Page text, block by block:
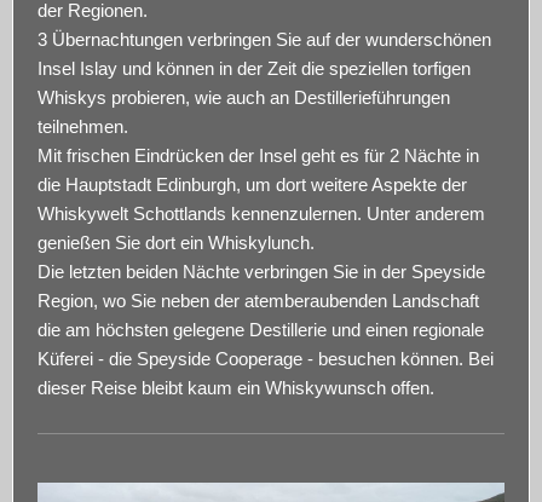
der Regionen.
3 Übernachtungen verbringen Sie auf der wunderschönen
Insel Islay und können in der Zeit die speziellen torfigen
Whiskys probieren, wie auch an Destillerieführungen
teilnehmen.
Mit frischen Eindrücken der Insel geht es für 2 Nächte in
die Hauptstadt Edinburgh, um dort weitere Aspekte der
Whiskywelt Schottlands kennenzulernen. Unter anderem
genießen Sie dort ein Whiskylunch.
Die letzten beiden Nächte verbringen Sie in der Speyside
Region, wo Sie neben der atemberaubenden Landschaft
die am höchsten gelegene Destillerie und einen regionale
Küferei - die Speyside Cooperage - besuchen können. Bei
dieser Reise bleibt kaum ein Whiskywunsch offen.